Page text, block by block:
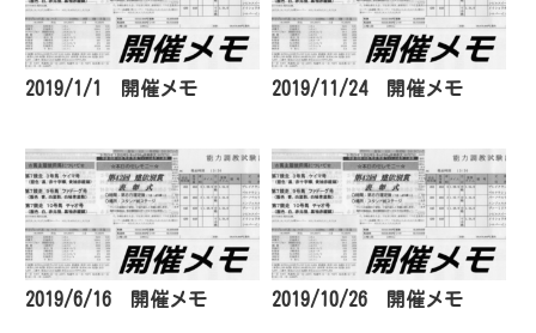
2019/1/1 開催メモ 2019/11/24 開催メモ
2019/6/16 開催メモ 2019/10/26 開催メモ